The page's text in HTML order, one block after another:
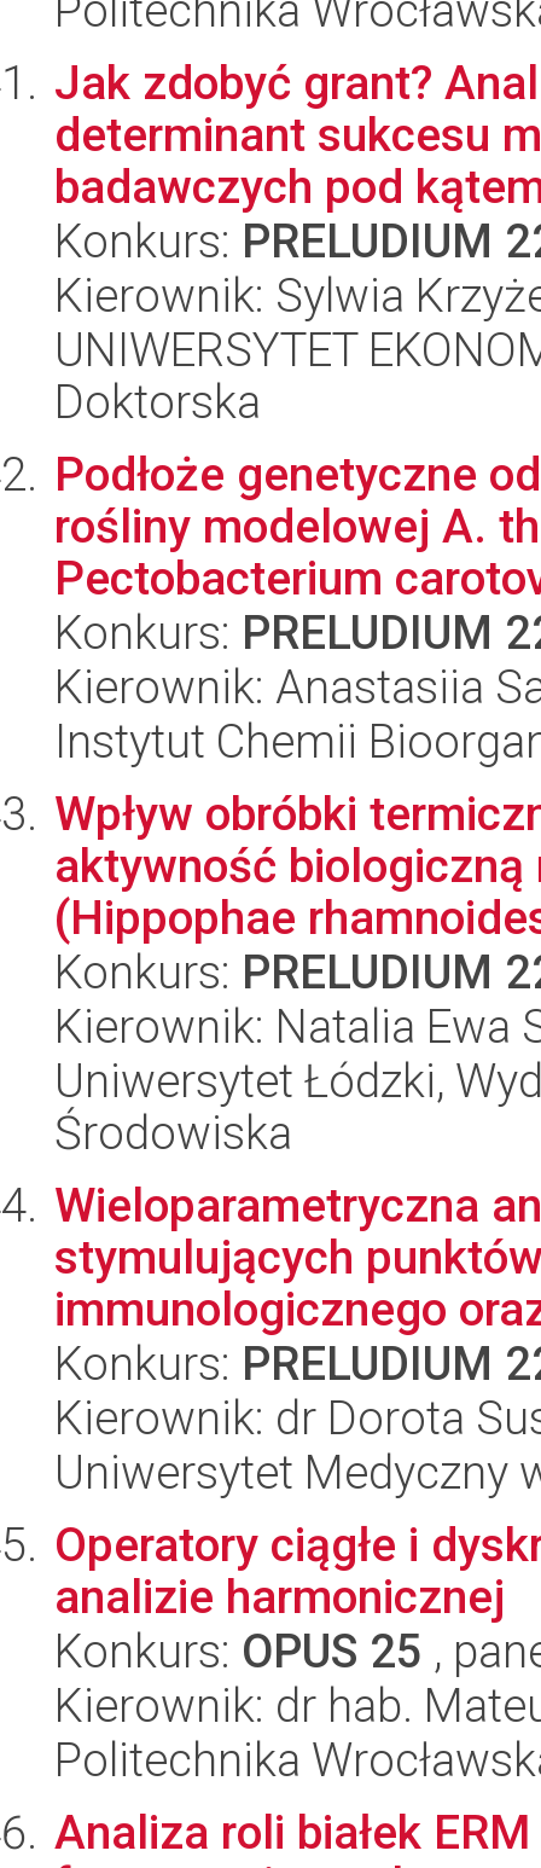
Jak zdobyć grant?
determinant sukcesu
badawczych pod
Konkurs: PRELUDIUM
Kierownik: Sylwia
UNIWERSYTET
Doktorska
Podłoże genetyczne
rośliny modelowej A.
Pectobacterium
Konkurs: PRELUDIUM
Kierownik: Anastasiia
Instytut Chemii
Wpływ obróbki
aktywność
(Hippophae
Konkurs: PRELUDIUM
Kierownik: Natalia Ewa
Uniwersytet Łódzki,
Środowiska
Wieloparametryczna
stymulujących
immunologicznego
Konkurs: PRELUDIUM
Kierownik: dr Dorota
Uniwersytet Medyczny
Operatory ciągłe i
analizie harmonicznej
Konkurs: OPUS 25 ,
Kierownik: dr hab.
Politechnika
Analiza roli białek